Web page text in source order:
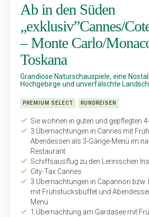
Ab in den Süden
„exklusiv”Cannes/
– Monte Carlo/
Toskana
Grandiose Naturschauspiele, eine
Hochgebirge und unverfälschte
PREMIUM SELECT RUNDREISEN
Sie wohnen in guten und gepflegten
3 Übernachtungen in Cannes mit
Abendessen als 3-Gänge-Menü im
Restaurant
Schiffsausflug zu den Lerinischen
City-Tax Cannes
3 Übernachtungen in Capannori bzw.
mit Frühstücksbuffet und
Menü
1 Übernachtung am Gardasee mit